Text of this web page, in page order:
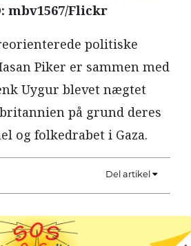
mbv1567/Flickr
politiske
Piker er sammen med
Uygur blevet nægtet
på grund deres
og folkedrabet i Gaza.
Del artikel